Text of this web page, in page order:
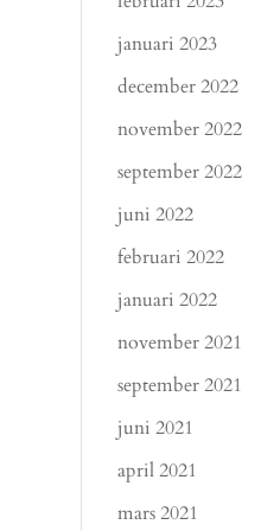
januari 2023
december 2022
november 2022
september 2022
juni 2022
februari 2022
januari 2022
november 2021
september 2021
juni 2021
april 2021
mars 2021